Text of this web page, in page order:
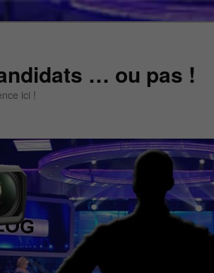
… ou pas !
ici !